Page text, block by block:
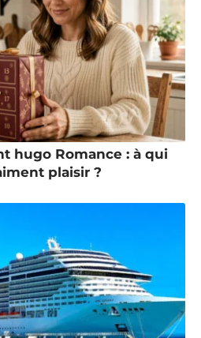
hugo Romance : à qui
plaisir ?